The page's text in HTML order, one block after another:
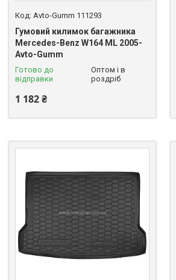
Avto-Gumm 111293
Гумовий килимок багажника
Mercedes-Benz W164 ML 2005-
Avto-Gumm
Готово до
відправки
Оптом і в
роздріб
1 182 ₴